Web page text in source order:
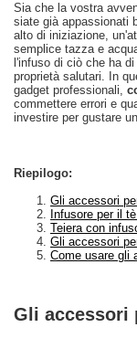
Sia che la vostra
siate già appassionati
alto di iniziazione,
semplice tazza e
l'infuso di ciò che ha
proprietà salutari. In
gadget professionali,
commettere errori e
investire per gustare
Riepilogo:
Gli accessori
Infusore per il
Teiera con
Gli accessori
Come usare gli
Gli accessori